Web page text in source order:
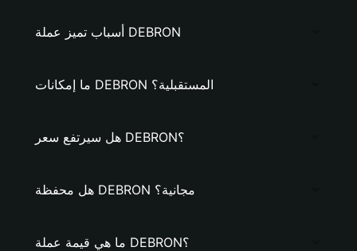
أسباب تميز عملة DEBRON
ما إمكانات DEBRON المستقبلية؟
هل سيرتفع سعر DEBRON؟
هل محفظة DEBRON مجانية؟
ما هي قيمة عملة DEBRON؟